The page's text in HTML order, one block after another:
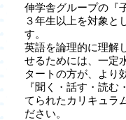
伸学舎グループの『
３年生以上を対象と
す。
英語を論理的に理解
せるためには、一定
タートの方が、より
『聞く・話す・読
てられたカリキュラ
ださい。